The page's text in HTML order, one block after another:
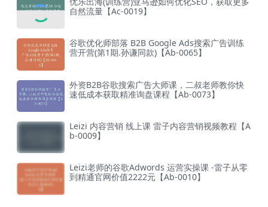
自然流量【Ac-0019】
谷歌优化师部落 B2B Google Ads搜索广告训练
营开营(第1期.孙谦同款)【Ab-0065】
外资B2B谷歌搜索广告大师课，二叔老师教你快
速低成本获取精准询盘课程【Ab-0073】
Leizi 内容营销 线上课 雷子内容营销视频教程【A
b-0009】
Leizi老师的谷歌Adwords 运营实操课 -雷子从零
到精通官网价值2222元【Ab-0010】